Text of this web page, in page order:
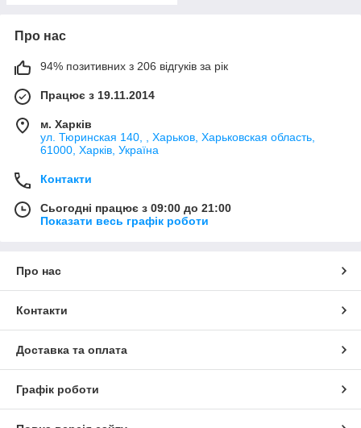
Про нас
94% позитивних з 206 відгуків за рік
Працює з 19.11.2014
м. Харків
ул. Тюринская 140, , Харьков, Харьковская область,
61000, Харків, Україна
Контакти
Сьогодні працює з 09:00 до 21:00
Показати весь графік роботи
Про нас
Контакти
Доставка та оплата
Графік роботи